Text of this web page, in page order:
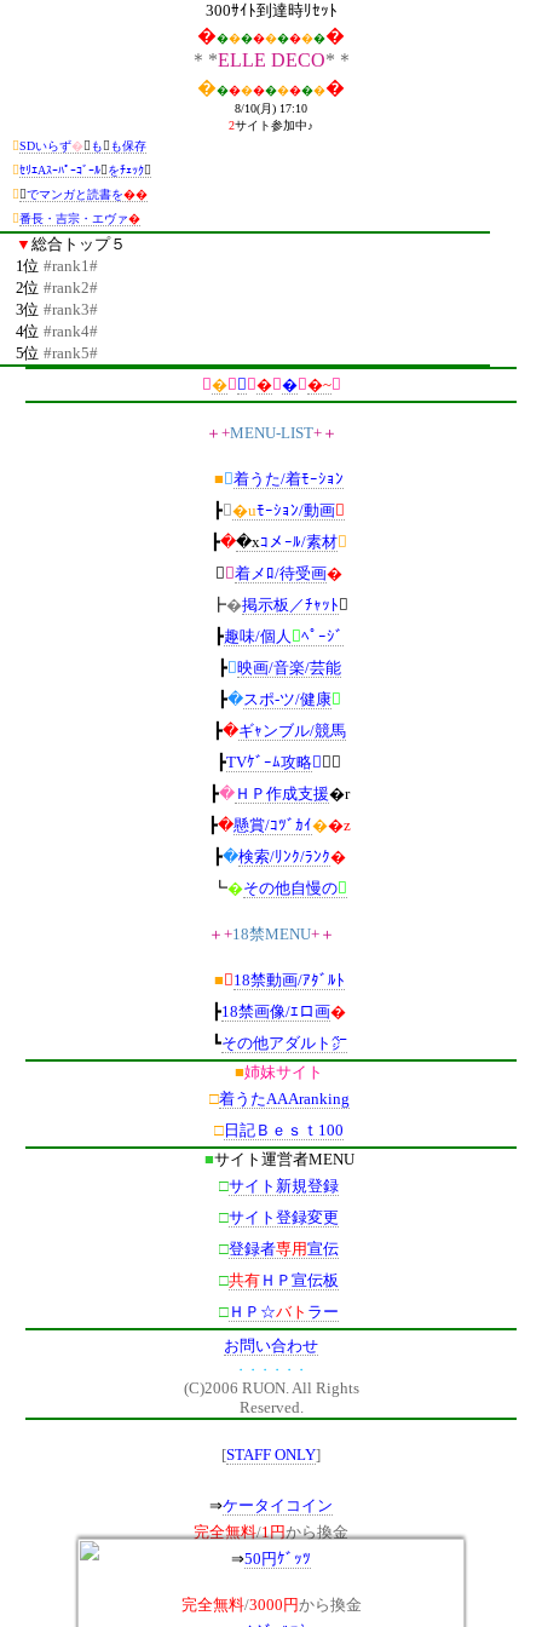
300ｻｲﾄ到達時ﾘｾｯﾄ
�����������
＊*ELLE DECO*＊
�����������
8/10(月) 17:10
2サイト参加中♪
SDいらず� も も保存
ｾﾘｴAｽｰﾊﾟｰｺﾞｰﾙをﾁｪｯｸ
でマンガと読書を��
番長・吉宗・エヴァ�
▼ 総合トップ５
1位 #rank1#
2位 #rank2#
3位 #rank3#
4位 #rank4#
5位 #rank5#
∥�∥  ∥�∥�∥�~∥
＋+MENU-LIST+＋
■ 着うた/着ﾓｰｼｮﾝ
┣�uﾓｰｼｮﾝ/動画
┣��xｺメｰﾙ/素材
┣ 着メﾛ/待受画�
┣�掲示板／ﾁｬｯﾄ 
┣趣味/個人 ﾍﾟｰｼﾞ
┣映画/音楽/芸能
┣�スポ-ツ/健康
┣�ギｬンブル/競馬
┣TVｹﾞｰﾑ攻略 ～
┣�ＨＰ作成支援�r
┣�懸賞/ｺﾂﾞｶｲ��z
┣�検索/ﾘﾝｸ/ﾗﾝｸ�
┗�その他自慢の
＋+18禁MENU+＋
■ 18禁動画/ｱﾀﾞﾙﾄ
┣18禁画像/ｴロ画�
┗その他アダルト㌻
■姉妹サイト
□着うたAAAranking
□ 日記Ｂｅｓｔ100
■サイト運営者MENU
□サイト新規登録
□サイト登録変更
□登録者専用宣伝
□共有 ＨＰ宣伝板
□ ＨＰ☆バト ラー
お問い合わせ
・・・・・・
(C)2006 RUON. All Rights
Reserved.
[STAFF ONLY]
⇒ケータイコイン
完全無料/1円から換金
⇒50円ｹﾞｯﾂ
完全無料/3000円から換金